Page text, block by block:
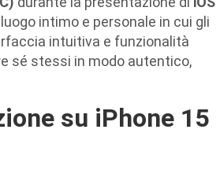
intimo e personale in cui gli
intuitiva e funzionalità
sé stessi in modo autentico,
su iPhone 15